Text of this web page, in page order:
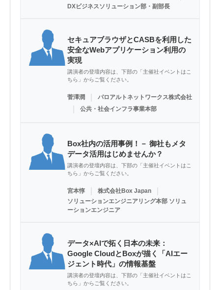
DXビジネスソリューション部・副部長
セキュアブラウザとCASBを利用した
安全なWebアプリケーション利用の
実現
講演者の登壇内容は、下部の「主催社イベントはこ
ちら」からご覧ください。
菅澤潤 パロアルトネットワークス株式会社
公共・社会インフラ事業本部
Box社内の活用事例！－ 御社もメタ
データ活用はじめませんか？
講演者の登壇内容は、下部の「主催社イベントはこ
ちら」からご覧ください。
宮本惇 株式会社Box Japan
ソリューションエンジニアリング本部 ソリュ
ーションエンジニア
データ×AIで拓く日本の未来：
Google CloudとBoxが描く「AIエー
ジェント時代」の情報基盤
講演者の登壇内容は、下部の「主催社イベントはこ
ちら」からご覧ください。